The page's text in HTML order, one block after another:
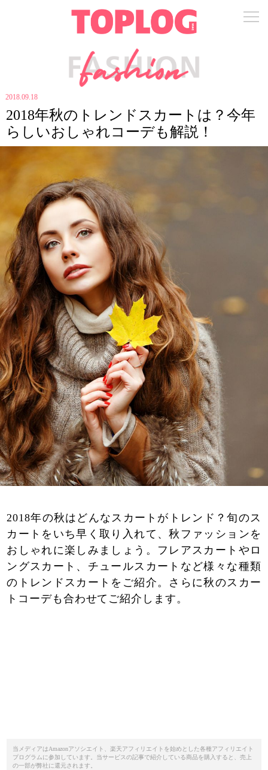
2018.09.18
2018年秋のトレンドスカートは？今年
らしいおしゃれコーデも解説！
2018年の秋はどんなスカートがトレンド？旬のス
カートをいち早く取り入れて、秋ファッションを
おしゃれに楽しみましょう。フレアスカートやロ
ングスカート、チュールスカートなど様々な種類
のトレンドスカートをご紹介。さらに秋のスカー
トコーデも合わせてご紹介します。
当メディアはAmazonアソシエイト、楽天アフィリエイトを始めとした各種アフィリエイト
プログラムに参加しています。当サービスの記事で紹介している商品を購入すると、売上
の一部が弊社に還元されます。